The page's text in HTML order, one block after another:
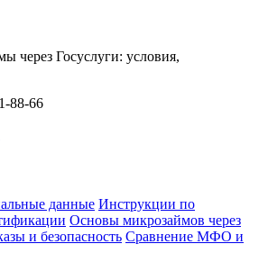
через Госуслуги: условия,
88-66
данные Инструкции по
Основы микрозаймов через
и безопасность Сравнение МФО и